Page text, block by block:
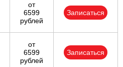
от
6599
рублей
Записаться
от
6599
рублей
Записаться